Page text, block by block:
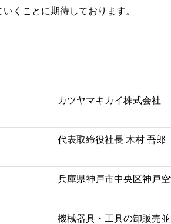
くことに期待しております。
カツヤマキカイ株式会社
代表取締役社長 木村 吾郎
兵庫県神戸市中央区神戸
機械器具・工具の卸販売